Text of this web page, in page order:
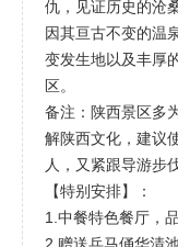
仇，见证历史的沧
因其亘古不变的温
变发生地以及丰厚
区。
备注：陕西景区多
解陕西文化，建议
人，又紧跟导游步
【特别安排】：
1.中餐特色餐厅，